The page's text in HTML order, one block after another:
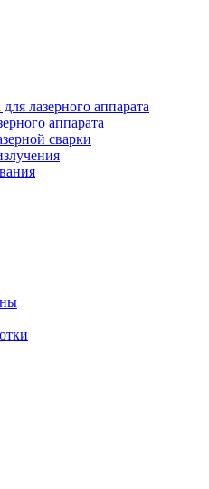
лазерного аппарата
аппарата
сварки